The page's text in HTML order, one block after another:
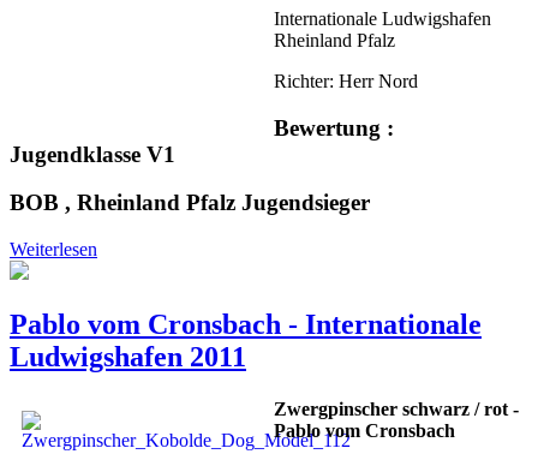
Internationale Ludwigshafen
Rheinland Pfalz
Richter: Herr Nord
Bewertung :
Jugendklasse V1
BOB , Rheinland Pfalz Jugendsieger
Weiterlesen
Pablo vom Cronsbach - Internationale
Ludwigshafen 2011
Zwergpinscher schwarz / rot -
Pablo vom Cronsbach